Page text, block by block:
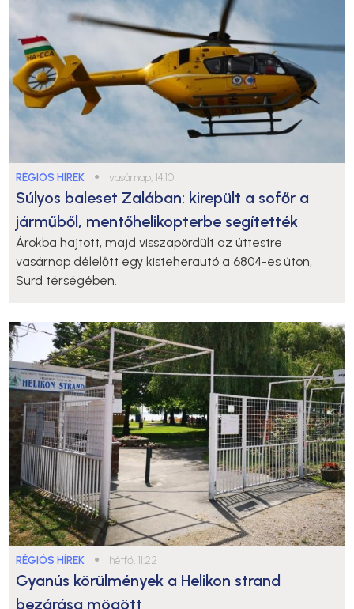
RÉGIÓS HÍREK ● vasárnap, 14:10
Súlyos baleset Zalában: kirepült a sofőr a
járműből, mentőhelikopterbe segítették
Árokba hajtott, majd visszapördült az úttestre
vasárnap délelőtt egy kisteherautó a 6804-es úton,
Surd térségében.
RÉGIÓS HÍREK ● hétfő, 11:22
Gyanús körülmények a Helikon strand
bezárása mögött